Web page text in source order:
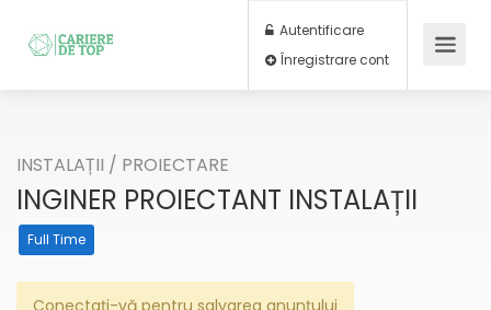
Autentificare
Înregistrare cont
INSTALAȚII / PROIECTARE
INGINER PROIECTANT INSTALAȚII
Full Time
Conectați-vă pentru salvarea anunțului